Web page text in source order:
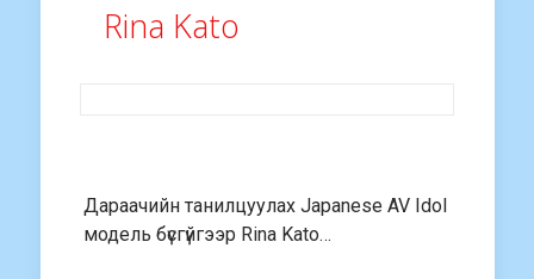
Rina Kato
Дараачийн танилцуулах Japanese AV Idol
модель бүсгүйгээр Rina Kato…